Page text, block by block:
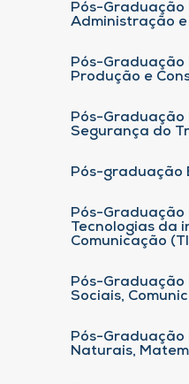
Pós-Graduação
Administração
Pós-Graduação
Produção e
Pós-Graduação
Segurança do
Pós-graduação
Pós-Graduação
Tecnologias da
Comunicação
Pós-Graduação
Sociais,
Pós-Graduação
Naturais,